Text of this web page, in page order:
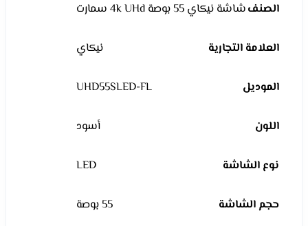
الصنفشاشة نيكاي 55 بوصة 4k UHd سمارت
العلامة التجارية نيكاي
الموديل UHD55SLED-FL
اللون أسود
نوع الشاشة LED
حجم الشاشة 55 بوصة